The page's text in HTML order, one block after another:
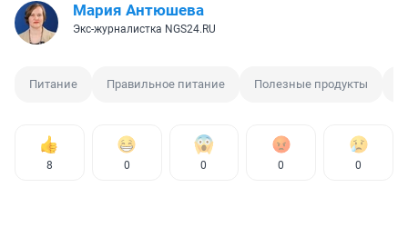
Мария Антюшева
Экс-журналистка NGS24.RU
Питание Правильное питание Полезные продукты
8 0 0 0 0